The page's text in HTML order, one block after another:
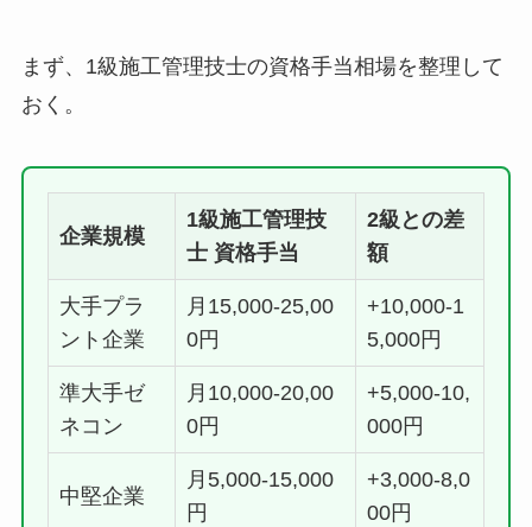
まず、1級施工管理技士の資格手当相場を整理して
おく。
企業規模
1級施工管理技
士 資格手当
2級との差
額
大手プラ
ント企業
月15,000-25,00
0円
+10,000-1
5,000円
準大手ゼ
ネコン
月10,000-20,00
0円
+5,000-10,
000円
中堅企業
月5,000-15,000
円
+3,000-8,0
00円